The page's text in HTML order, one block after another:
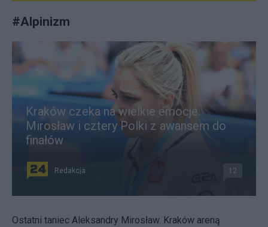
#Alpinizm
Kraków czeka na wielkie emocje.
Mirosław i cztery Polki z awansem do
finałów
Redakcja 12
Ostatni taniec Aleksandry Mirosław. Kraków areną